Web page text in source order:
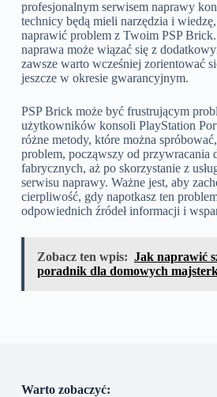
profesjonalnym serwisem naprawy
technicy będą mieli narzędzia i
naprawić problem z Twoim PSP
naprawa może wiązać się z
zawsze warto wcześniej zorientować
jeszcze w okresie gwarancyjnym.
PSP Brick może być frustrującym
użytkowników konsoli PlayStation
różne metody, które można
problem, począwszy od przywracania
fabrycznych, aż po skorzystanie z
serwisu naprawy. Ważne jest, aby
cierpliwość, gdy napotkasz ten
odpowiednich źródeł informacji i
Zobacz ten wpis: Jak naprawić
poradnik dla domowych
Warto zobaczyć: